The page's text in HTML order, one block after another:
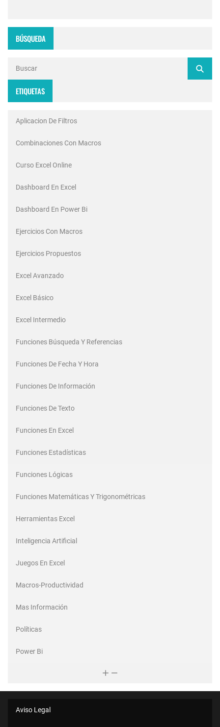
BÚSQUEDA
ETIQUETAS
Aplicacion De Filtros
Combinaciones Con Macros
Curso Excel Online
Dashboard En Excel
Dashboard En Power Bi
Ejercicios Con Macros
Ejercicios Propuestos
Excel Avanzado
Excel Básico
Excel Intermedio
Funciones Búsqueda Y Referencias
Funciones De Fecha Y Hora
Funciones De Información
Funciones De Texto
Funciones En Excel
Funciones Estadísticas
Funciones Lógicas
Funciones Matemáticas Y Trigonométricas
Herramientas Excel
Inteligencia Artificial
Juegos En Excel
Macros-Productividad
Mas Información
Políticas
Power Bi
Aviso Legal